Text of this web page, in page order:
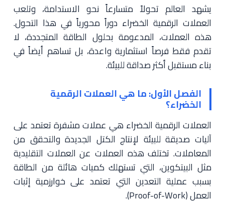
يشهد العالم تحولاً متسارعاً نحو الاستدامة، وتلعب
العملات الرقمية الخضراء دوراً محورياً في هذا التحول.
هذه العملات، المدعومة بحلول الطاقة المتجددة، لا
تقدم فقط فرصاً استثمارية واعدة، بل تساهم أيضاً في
بناء مستقبل أكثر صداقة للبيئة.
الفصل الأول: ما هي العملات الرقمية
الخضراء؟
العملات الرقمية الخضراء هي عملات مشفرة تعتمد على
آليات صديقة للبيئة لإنتاج الكتل الجديدة والتحقق من
المعاملات. تختلف هذه العملات عن العملات التقليدية
مثل البيتكوين، التي تستهلك كميات هائلة من الطاقة
بسبب عملية التعدين التي تعتمد على خوارزمية إثبات
العمل (Proof-of-Work).